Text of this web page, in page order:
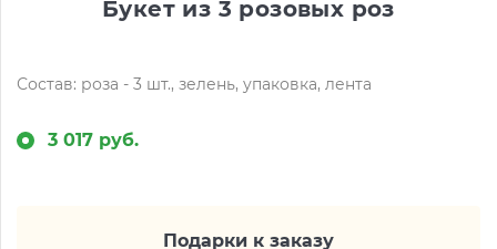
Букет из 3 розовых роз
Состав: роза - 3 шт., зелень, упаковка, лента
3 017 руб.
Подарки к заказу